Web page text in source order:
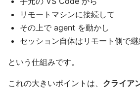
リモートマシンに接続して
その上で agent を動かし
セッション自体はリモート側で
という仕組みです。
これの大きいポイントは、 クライア